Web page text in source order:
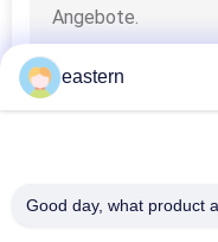
kleine
eastern
Good day, what product